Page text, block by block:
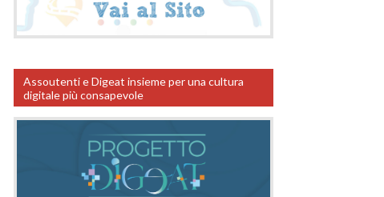
Assoutenti e Digeat insieme per una cultura
digitale più consapevole